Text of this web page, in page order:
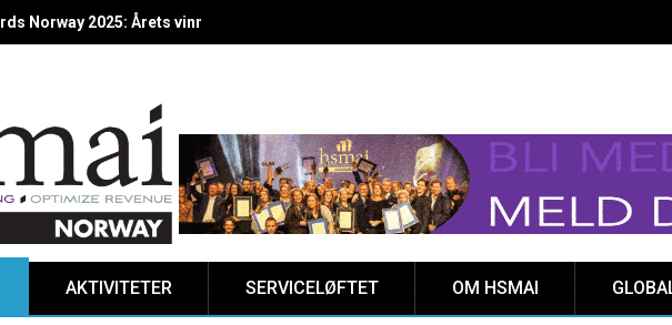
Norway 2025: Årets vinnere kåret på Clarion Hotel The HUB
AKTIVITETER SERVICELØFTET OM HSMAI